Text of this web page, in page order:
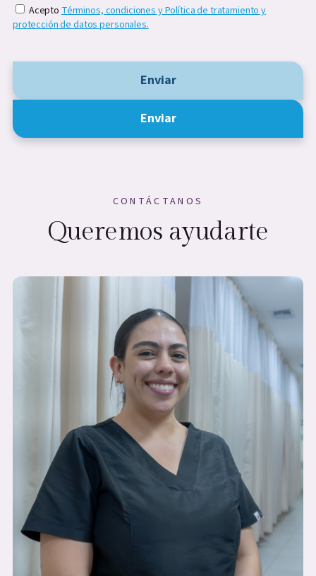
Acepto Términos, condiciones y Política de tratamiento y
protección de datos personales.
Enviar
Enviar
CONTÁCTANOS
Queremos ayudarte